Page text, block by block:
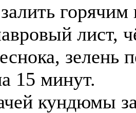
лист,
зелень
15 минут.
кундюмы